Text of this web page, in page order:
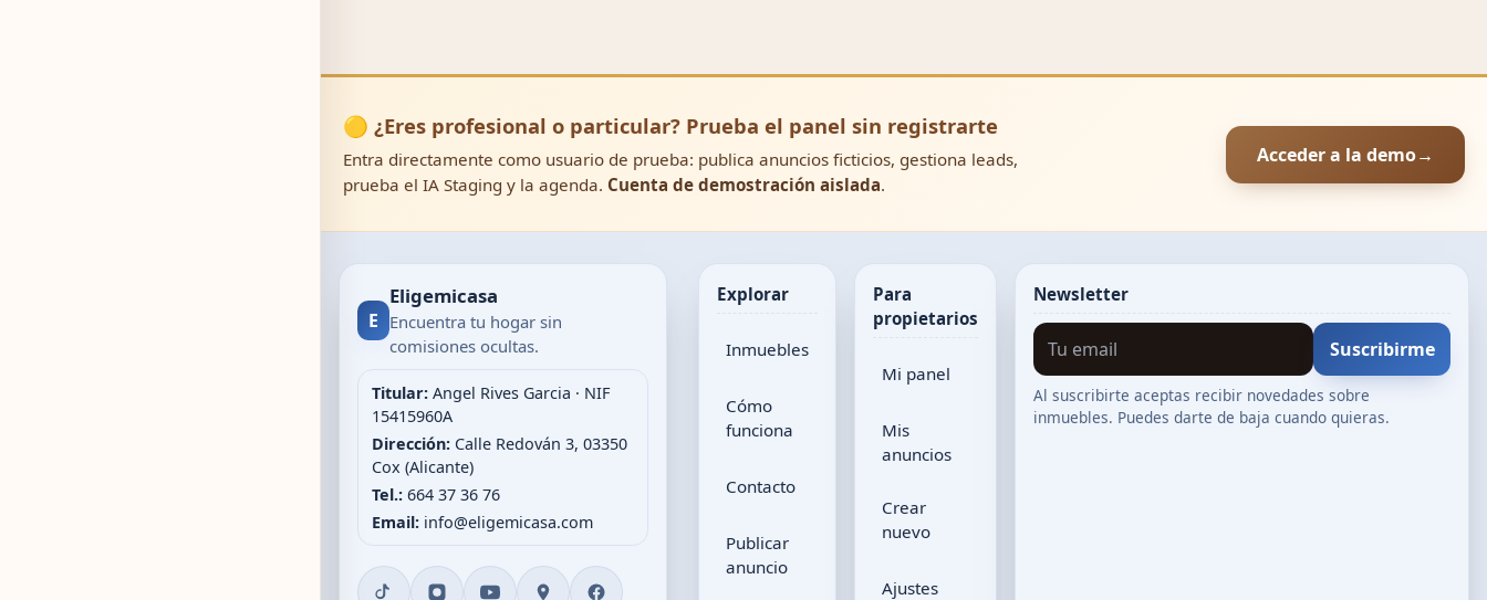
🟡 ¿Eres profesional o particular? Prueba el panel sin registrarte
Entra directamente como usuario de prueba: publica anuncios ficticios, gestiona leads,
prueba el IA Staging y la agenda. Cuenta de demostración aislada.
Acceder a la demo→
E
Eligemicasa
Encuentra tu hogar sin
comisiones ocultas.
Titular: Angel Rives Garcia · NIF
15415960A
Dirección: Calle Redován 3, 03350
Cox (Alicante)
Tel.: 664 37 36 76
Email: info@eligemicasa.com
Explorar
Inmuebles
Cómo
funciona
Contacto
Publicar
anuncio
Para
propietarios
Mi panel
Mis
anuncios
Crear
nuevo
Ajustes
Newsletter
Suscribirme
Al suscribirte aceptas recibir novedades sobre
inmuebles. Puedes darte de baja cuando quieras.